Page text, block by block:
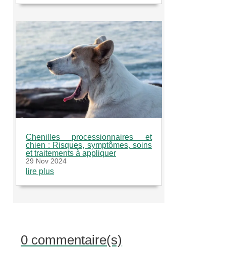
Chenilles processionnaires et
chien : Risques, symptômes, soins
et traitements à appliquer
29 Nov 2024
lire plus
0 commentaire(s)